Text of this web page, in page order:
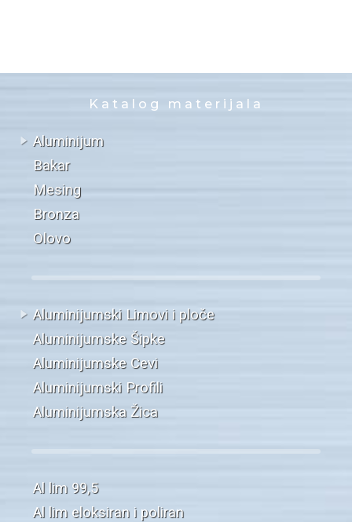
Katalog materijala
Aluminijum
Bakar
Mesing
Bronza
Olovo
Aluminijumski Limovi i ploče
Aluminijumske Šipke
Aluminijumske Cevi
Aluminijumski Profili
Aluminijumska Žica
Al lim 99,5
Al lim eloksiran i poliran